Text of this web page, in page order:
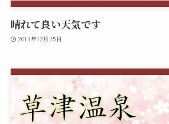
晴れて良い天気です
2013年12月25日